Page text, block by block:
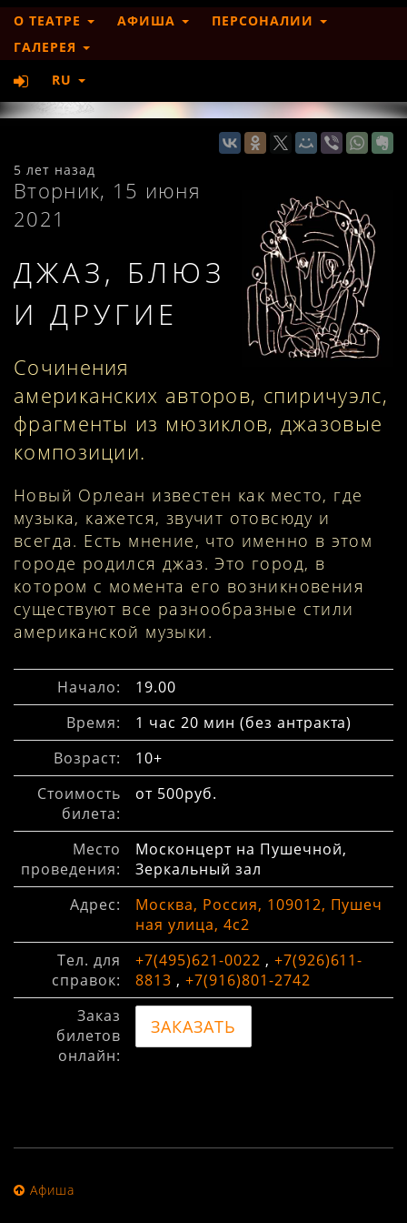
О ТЕАТРЕ АФИША
ПЕРСОНАЛИИ
ГАЛЕРЕЯ
RU
5 лет назад
Вторник, 15 июня
2021
ДЖАЗ, БЛЮЗ
И ДРУГИЕ
Сочинения
американских авторов, спиричуэлс,
фрагменты из мюзиклов, джазовые
композиции.
Новый Орлеан известен как место, где
музыка, кажется, звучит отовсюду и
всегда. Есть мнение, что именно в этом
городе родился джаз. Это город, в
котором с момента его возникновения
существуют все разнообразные стили
американской музыки.
Начало:
19.00
Время:
1 час 20 мин (без антракта)
Возраст:
10+
Стоимость
билета:
от 500руб.
Место
проведения:
Москонцерт на Пушечной,
Зеркальный зал
Адрес:
Москва, Россия, 109012, Пушеч
ная улица, 4с2
Тел. для
справок:
+7(495)621-0022 , +7(926)611-
8813 , +7(916)801-2742
Заказ
билетов
онлайн:
ЗАКАЗАТЬ
Афиша